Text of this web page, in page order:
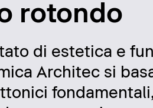
rotondo
di estetica e
Architec si